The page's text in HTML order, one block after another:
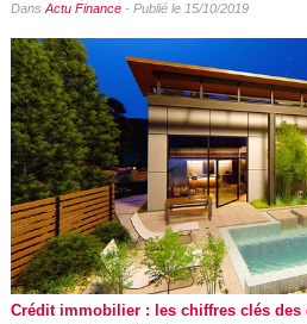
Dans Actu Finance- Publié le 15/10/2019
Crédit immobilier : les chiffres clés des